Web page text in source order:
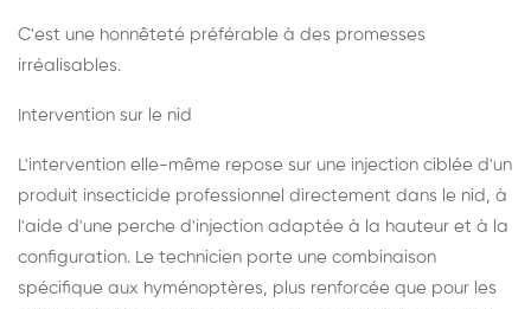
C'est une honnêteté préférable à des promesses
irréalisables.
Intervention sur le nid
L'intervention elle-même repose sur une injection ciblée d'un
produit insecticide professionnel directement dans le nid, à
l'aide d'une perche d'injection adaptée à la hauteur et à la
configuration. Le technicien porte une combinaison
spécifique aux hyménoptères, plus renforcée que pour les